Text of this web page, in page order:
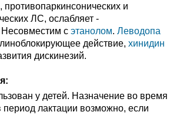
противопаркинсонических и
ЛС, ослабляет -
Несовместим с этанолом. Леводопа
действие, хинидин
дискинезий.
у детей. Назначение во время
период лактации возможно, если